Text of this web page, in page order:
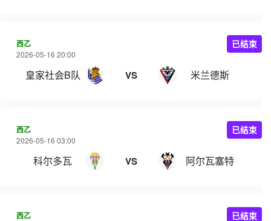
西乙
2026-05-16 20:00
皇家社会B队 VS 米兰德斯
已结束
西乙
2026-05-16 03:00
科尔多瓦 VS 阿尔瓦塞特
已结束
西乙 已结束